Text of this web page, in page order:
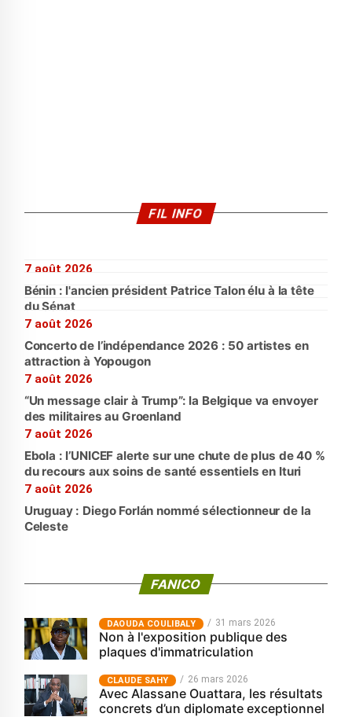
FIL INFO
7 août 2026
Bénin : l'ancien président Patrice Talon élu à la tête
du Sénat
7 août 2026
Concerto de l’indépendance 2026 : 50 artistes en
attraction à Yopougon
7 août 2026
“Un message clair à Trump”: la Belgique va envoyer
des militaires au Groenland
7 août 2026
Ebola : l’UNICEF alerte sur une chute de plus de 40 %
du recours aux soins de santé essentiels en Ituri
7 août 2026
Uruguay : Diego Forlán nommé sélectionneur de la
Celeste
FANICO
‎DAOUDA COULIBALY 31 mars 2026
Non à l'exposition publique des
plaques d'immatriculation
CLAUDE SAHY 26 mars 2026
Avec Alassane Ouattara, les résultats
concrets d’un diplomate exceptionnel